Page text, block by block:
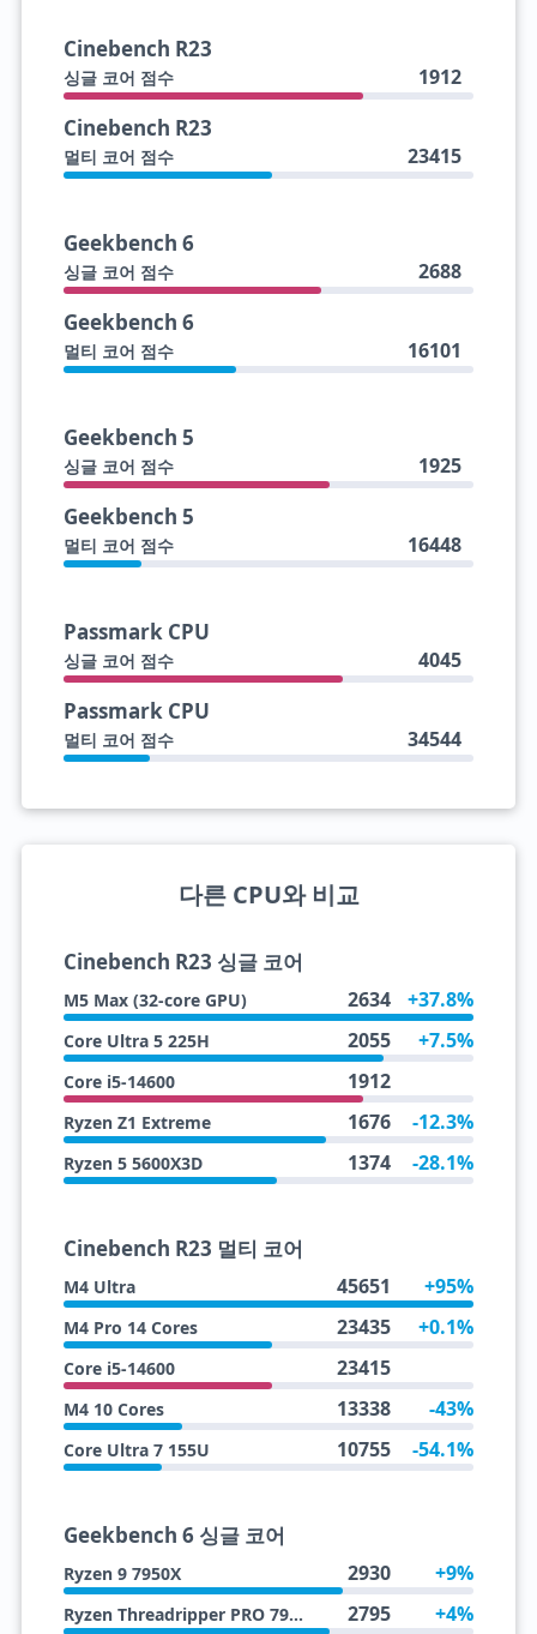
Cinebench R23
싱글 코어 점수 1912
Cinebench R23
멀티 코어 점수 23415
Geekbench 6
싱글 코어 점수 2688
Geekbench 6
멀티 코어 점수 16101
Geekbench 5
싱글 코어 점수 1925
Geekbench 5
멀티 코어 점수 16448
Passmark CPU
싱글 코어 점수 4045
Passmark CPU
멀티 코어 점수 34544
다른 CPU와 비교
Cinebench R23 싱글 코어
M5 Max (32-core GPU) 2634 +37.8%
Core Ultra 5 225H 2055 +7.5%
Core i5-14600 1912
Ryzen Z1 Extreme 1676 -12.3%
Ryzen 5 5600X3D 1374 -28.1%
Cinebench R23 멀티 코어
M4 Ultra 45651 +95%
M4 Pro 14 Cores 23435 +0.1%
Core i5-14600 23415
M4 10 Cores 13338 -43%
Core Ultra 7 155U 10755 -54.1%
Geekbench 6 싱글 코어
Ryzen 9 7950X 2930 +9%
Ryzen Threadripper PRO 7955WX 2795 +4%